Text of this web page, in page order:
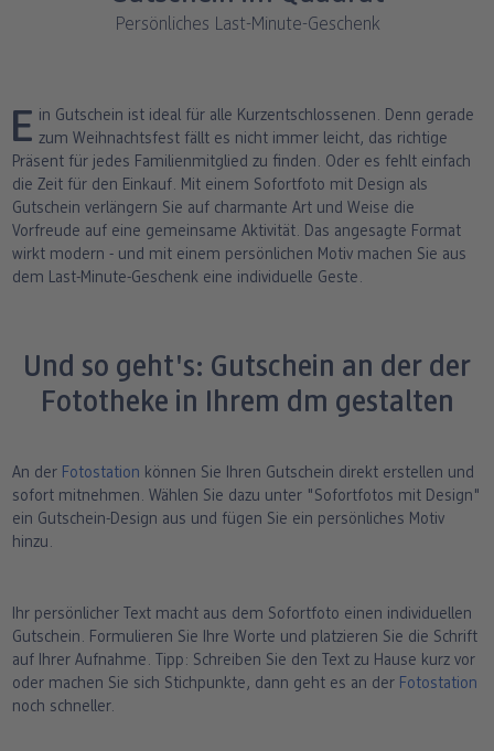
Bilderbox
Fotosticker
Fotoaufsteller mit Standfuß
Foto hinter Acrylglas
HD Metal Print
Poster
Fotocollage
hexxas
Fotoleiste
Große Fotos
Kissen & Textilien
Baby & Kind
Für unterwegs
Geschenkboxen
Einschulung
Karte konfigurieren
Klappkarten
Foto- & Postkarten
Digitale Einladungskarte
dm
Persönliches Last-Minute-Geschenk
Ein Gutschein ist ideal für alle Kurzentschlossenen. Denn gerade zum Weihnachtsfest fällt es nicht immer leicht, das richtige
Präsent für jedes Familienmitglied zu finden. Oder es fehlt einfach
die Zeit für den Einkauf. Mit einem Sofortfoto mit Design als
Gutschein verlängern Sie auf charmante Art und Weise die
Vorfreude auf eine gemeinsame Aktivität. Das angesagte Format
wirkt modern - und mit einem persönlichen Motiv machen Sie aus
dem Last-Minute-Geschenk eine individuelle Geste.
Und so geht's: Gutschein an der der
Fototheke in Ihrem dm gestalten
An der Fotostation können Sie Ihren Gutschein direkt erstellen und
sofort mitnehmen. Wählen Sie dazu unter "Sofortfotos mit Design"
ein Gutschein-Design aus und fügen Sie ein persönliches Motiv
hinzu.
Ihr persönlicher Text macht aus dem Sofortfoto einen individuellen
Gutschein. Formulieren Sie Ihre Worte und platzieren Sie die Schrift
auf Ihrer Aufnahme. Tipp: Schreiben Sie den Text zu Hause kurz vor
oder machen Sie sich Stichpunkte, dann geht es an der Fotostation
noch schneller.